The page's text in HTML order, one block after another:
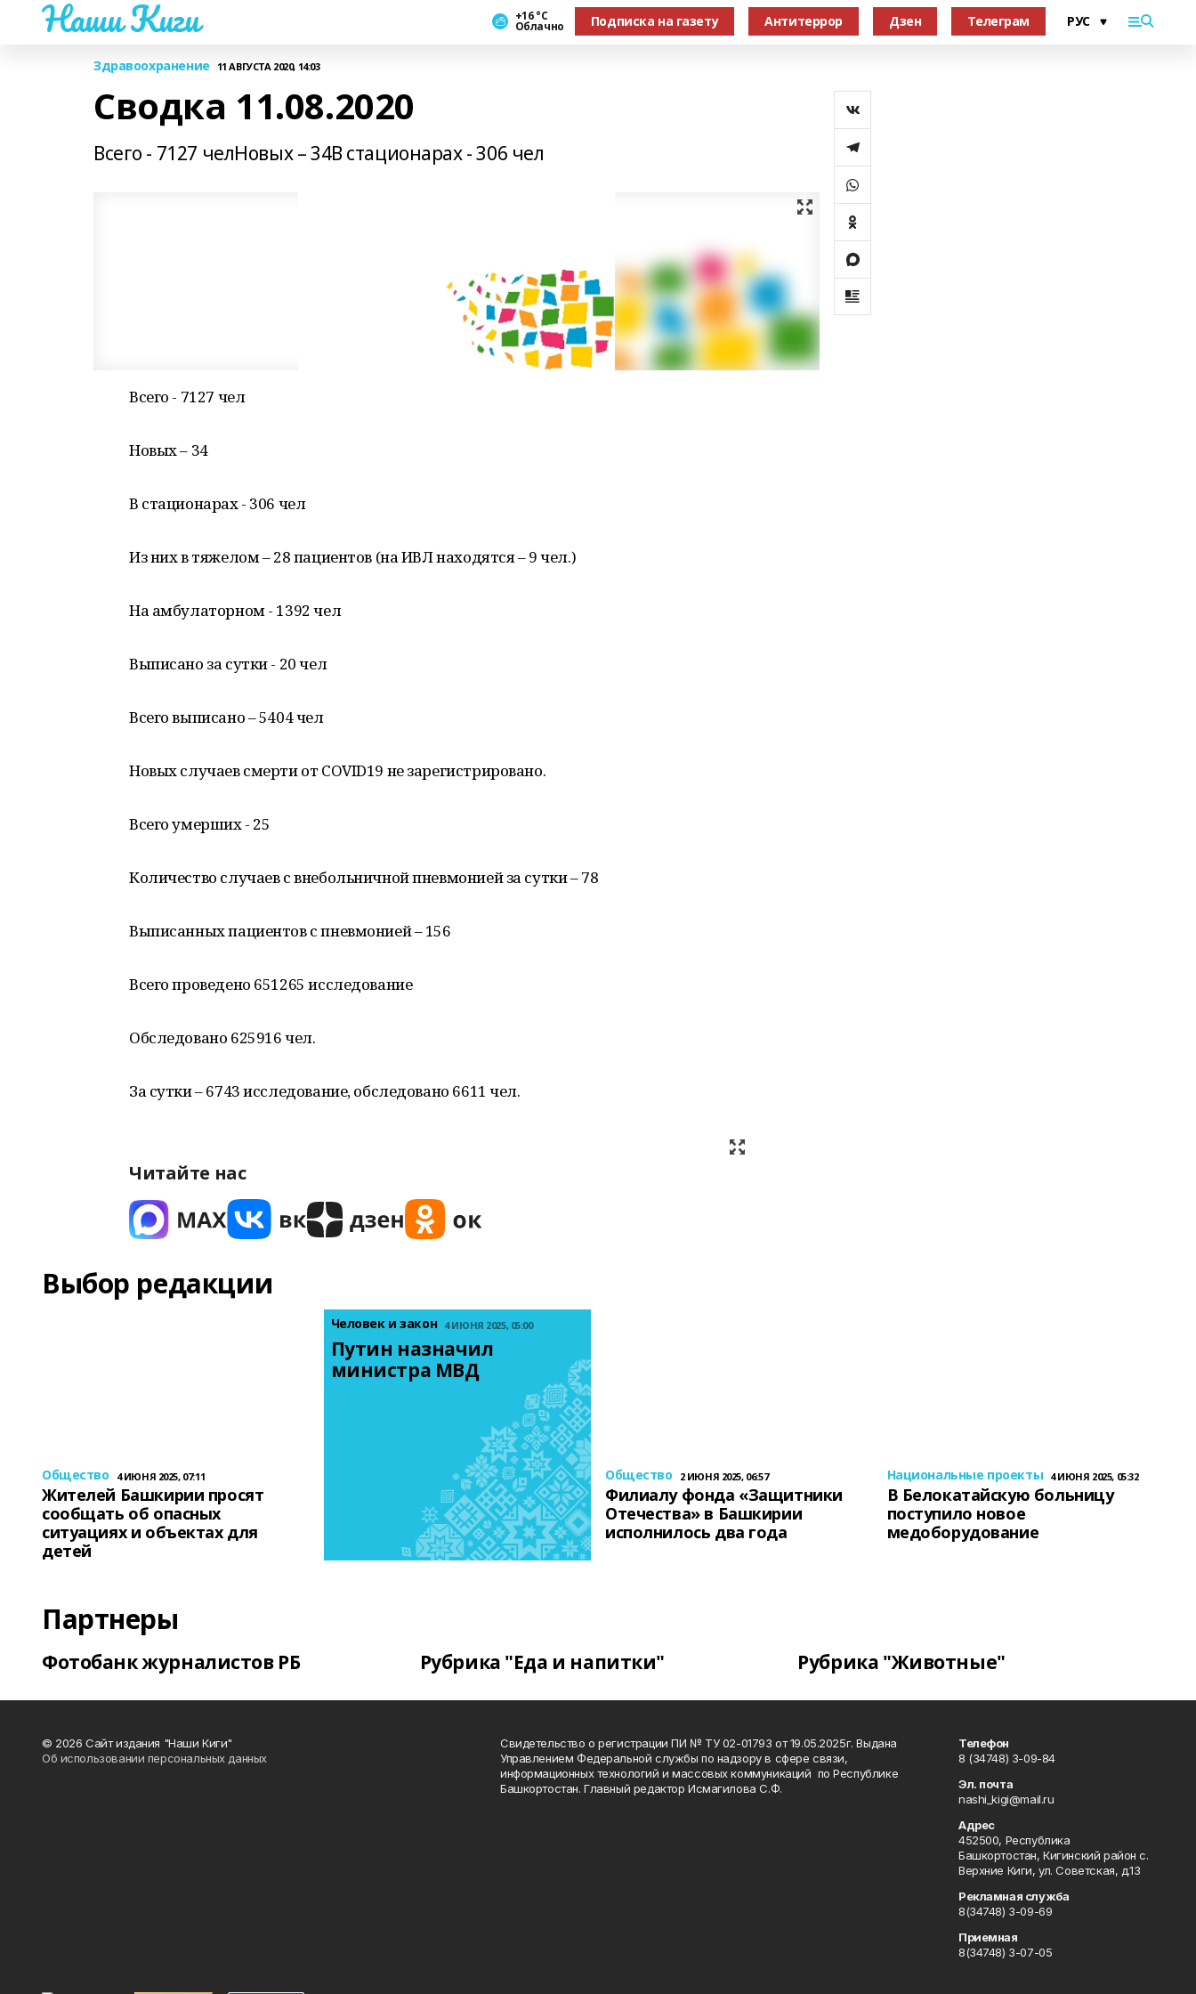
Наши Киги +16 °С
Облачно Подписка на газету Антитеррор Дзен Телеграм
Здравоохранение 11 АВГУСТА 2020, 14:03
Сводка 11.08.2020
Всего - 7127 челНовых – 34В стационарах - 306 чел
Всего - 7127 чел
Новых – 34
В стационарах - 306 чел
Из них в тяжелом – 28 пациентов (на ИВЛ находятся – 9 чел.)
На амбулаторном - 1392 чел
Выписано за сутки - 20 чел
Всего выписано – 5404 чел
Новых случаев смерти от COVID19 не зарегистрировано.
Всего умерших - 25
Количество случаев с внебольничной пневмонией за сутки – 78
Выписанных пациентов с пневмонией – 156
Всего проведено 651265 исследование
Обследовано 625916 чел.
За сутки – 6743 исследование, обследовано 6611 чел.
Читайте нас
Выбор редакции
Общество 4 ИЮНЯ 2025, 07:11
Жителей Башкирии просят
сообщать об опасных
ситуациях и объектах для
детей
Человек и закон 4 ИЮНЯ 2025, 05:00
Путин назначил
министра МВД
Общество 2 ИЮНЯ 2025, 06:57
Филиалу фонда «Защитники
Отечества» в Башкирии
исполнилось два года
Национальные проекты 4 ИЮНЯ 2025, 05:32
В Белокатайскую больницу
поступило новое
медоборудование
Партнеры
Фотобанк журналистов РБ Рубрика "Еда и напитки" Рубрика "Животные"
© 2026 Сайт издания "Наши Киги"
Об использовании персональных данных
Свидетельство о регистрации ПИ № ТУ 02-01793 от 19.05.2025г. Выдана
Управлением Федеральной службы по надзору в сфере связи,
информационных технологий и массовых коммуникаций по Республике
Башкортостан. Главный редактор Исмагилова С.Ф.
Телефон
8 (34748) 3-09-84
Эл. почта
nashi_kigi@mail.ru
Адрес
452500, Республика
Башкортостан, Кигинский район с.
Верхние Киги, ул. Советская, д.13
Рекламная служба
8(34748) 3-09-69
Приемная
8(34748) 3-07-05